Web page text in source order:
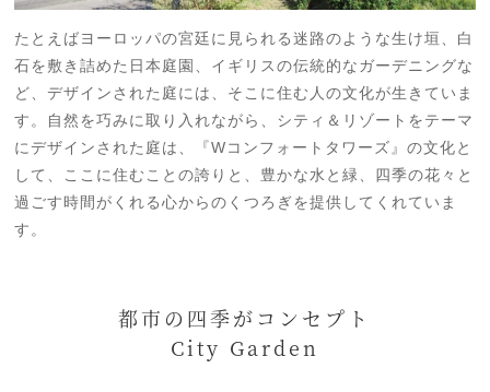
たとえばヨーロッパの宮廷に見られる迷路のような生け垣、白
石を敷き詰めた日本庭園、イギリスの伝統的なガーデニングな
ど、デザインされた庭には、そこに住む人の文化が生きていま
す。自然を巧みに取り入れながら、シティ＆リゾートをテーマ
にデザインされた庭は、『Wコンフォートタワーズ』の文化と
して、ここに住むことの誇りと、豊かな水と緑、四季の花々と
過ごす時間がくれる心からのくつろぎを提供してくれていま
す。
都市の四季がコンセプト
City Garden